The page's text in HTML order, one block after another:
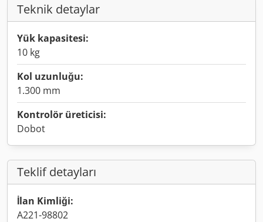
Teknik detaylar
Yük kapasitesi:
10 kg
Kol uzunluğu:
1.300 mm
Kontrolör üreticisi:
Dobot
Teklif detayları
İlan Kimliği:
A221-98802